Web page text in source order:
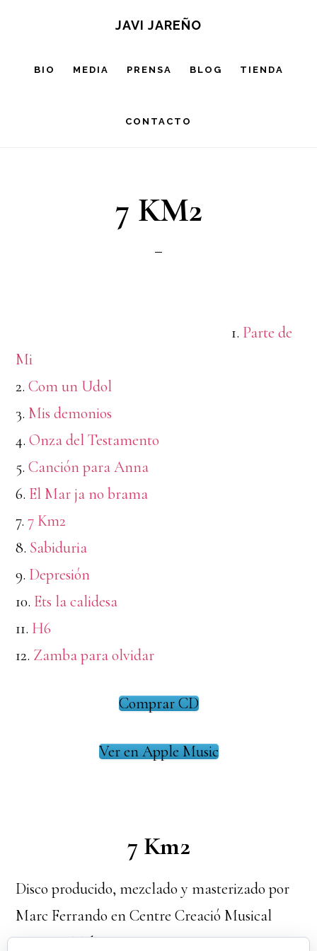
contenido
JAVI JAREÑO
BIO MEDIA PRENSA BLOG TIENDA
CONTACTO
7 KM2
1. Parte de
Mi
2.Com un Udol
3. Mis demonios
4.Onza del Testamento
5.Canción para Anna
6. El Mar ja no brama
7.7 Km2
8. Sabiduria
9. Depresión
10. Ets la calidesa
11. H6
12. Zamba para olvidar
Comprar CD
Ver en Apple Music
7 Km2
Disco producido, mezclado y masterizado por
Marc Ferrando en Centre Creació Musical
MOLINET durante 2021.